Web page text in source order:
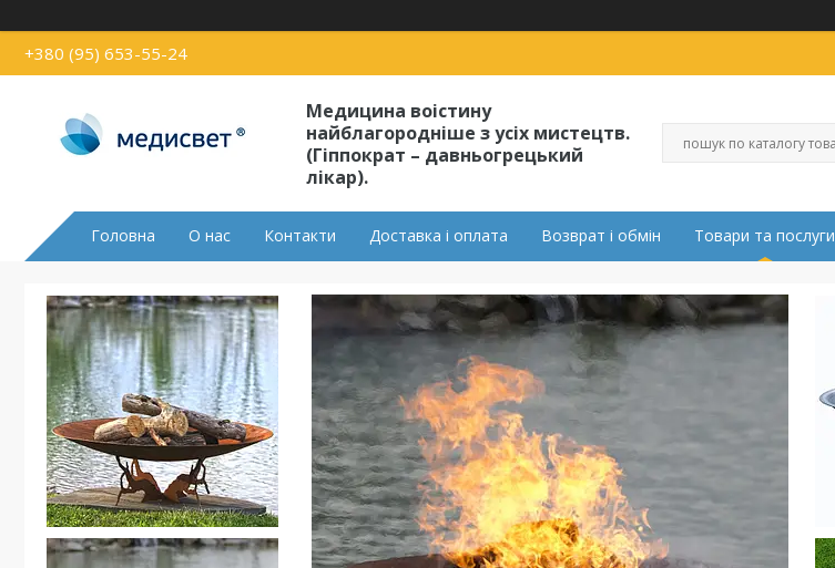
+380 (95) 653-55-24
Медицина воістину
найблагородніше з усіх мистецтв.
(Гіппократ – давньогрецький
лікар).
Головна О нас Контакти Доставка і оплата Возврат і обмін Товари та послуги